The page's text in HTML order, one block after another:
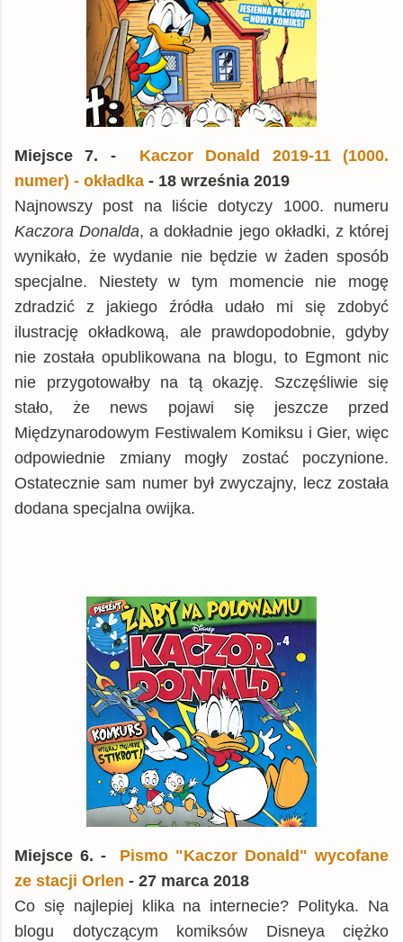
Miejsce 7. - Kaczor Donald 2019-11 (1000.
numer) - okładka - 18 września 2019
Najnowszy post na liście dotyczy 1000. numeru
Kaczora Donalda, a dokładnie jego okładki, z której
wynikało, że wydanie nie będzie w żaden sposób
specjalne. Niestety w tym momencie nie mogę
zdradzić z jakiego źródła udało mi się zdobyć
ilustrację okładkową, ale prawdopodobnie, gdyby
nie została opublikowana na blogu, to Egmont nic
nie przygotowałby na tą okazję. Szczęśliwie się
stało, że news pojawi się jeszcze przed
Międzynarodowym Festiwalem Komiksu i Gier, więc
odpowiednie zmiany mogły zostać poczynione.
Ostatecznie sam numer był zwyczajny, lecz została
dodana specjalna owijka.
Miejsce 6. - Pismo "Kaczor Donald" wycofane
ze stacji Orlen - 27 marca 2018
Co się najlepiej klika na internecie? Polityka. Na
blogu dotyczącym komiksów Disneya ciężko